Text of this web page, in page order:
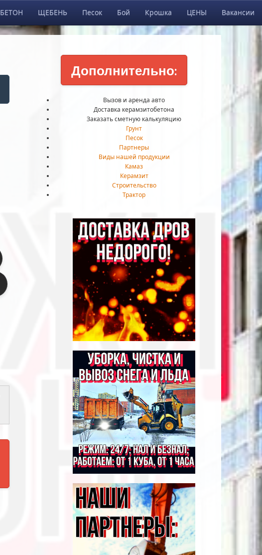
БЕТОН ЩЕБЕНЬ Песок Бой Крошка ЦЕНЫ Вакансии
Дополнительно:
Вызов и аренда авто
Доставка керамзитобетона
Заказать сметную калькуляцию
Грунт
Песок
Партнеры
Виды нашей продукции
Камаз
Керамзит
Строительство
Трактор